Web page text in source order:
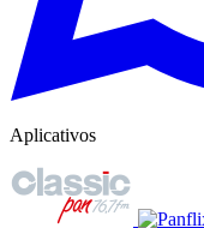
Aplicativos